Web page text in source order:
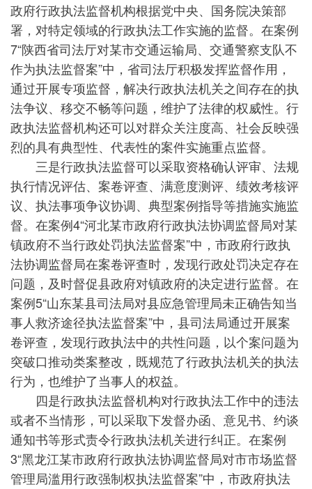
政府行政执法监督机构根据党中央、国务院决策部
署，对特定领域的行政执法工作实施的监督。在案例
7“陕西省司法厅对某市交通运输局、交通警察支队不
作为执法监督案”中，省司法厅积极发挥监督作用，
通过开展专项监督，解决行政执法机关之间存在的执
法争议、移交不畅等问题，维护了法律的权威性。行
政执法监督机构还可以对群众关注度高、社会反映强
烈的具有典型性、代表性的案件实施重点监督。
三是行政执法监督可以采取资格确认评审、法规
执行情况评估、案卷评查、满意度测评、绩效考核评
议、执法事项争议协调、典型案例指导等措施实施监
督。在案例4“河北某市政府行政执法协调监督局对某
镇政府不当行政处罚执法监督案”中，市政府行政执
法协调监督局在案卷评查时，发现行政处罚决定存在
问题，及时督促县政府对镇政府的决定进行监督。在
案例5“山东某县司法局对县应急管理局未正确告知当
事人救济途径执法监督案”中，县司法局通过开展案
卷评查，发现行政执法中的共性问题，以个案问题为
突破口推动类案整改，既规范了行政执法机关的执法
行为，也维护了当事人的权益。
四是行政执法监督机构对行政执法工作中的违法
或者不当情形，可以采取下发督办函、意见书、约谈
通知书等形式责令行政执法机关进行纠正。在案例
3“黑龙江某市政府行政执法协调监督局对市市场监督
管理局滥用行政强制权执法监督案”中，市政府执法